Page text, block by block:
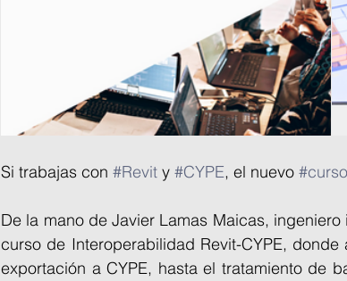
Si trabajas con #Revit y #CYPE, el nuevo #curso
De la mano de Javier Lamas Maicas,
curso de Interoperabilidad Revit-CYPE,
exportación a CYPE, hasta el tratamiento de